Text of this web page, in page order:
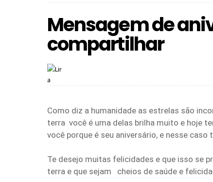
Mensagem de
compartilhar
Como diz a humanidade as estrelas são
terra você é uma delas brilha muito e hoje
você porque é seu aniversário, e nesse
Te desejo muitas felicidades e que isso se
terra e que sejam cheios de saúde e